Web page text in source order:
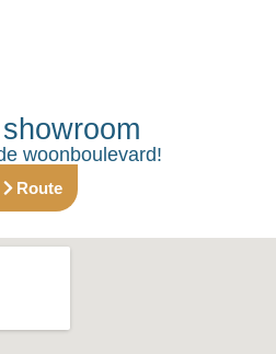
woonboulevard!
Route